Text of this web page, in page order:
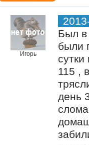
Игорь
Был в
были
115 ,
день